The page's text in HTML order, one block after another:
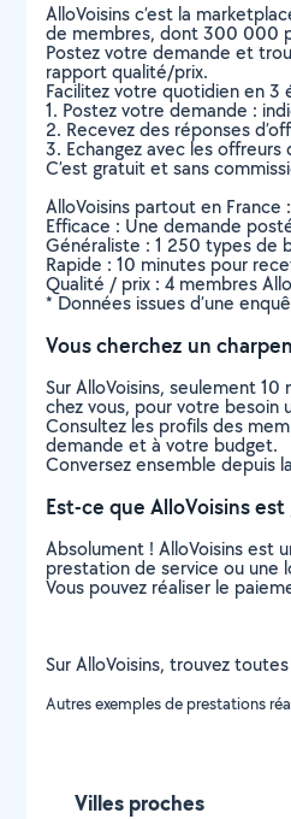
AlloVoisins c’est la
de membres, dont 300 000
Postez votre demande et
rapport qualité/prix.
Facilitez votre quotidien en 3
1. Postez votre demande :
2. Recevez des réponses
3. Echangez avec les
C’est gratuit et sans
AlloVoisins partout en
Efficace : Une demande
Généraliste : 1 250 types de
Rapide : 10 minutes pour
Qualité / prix : 4 membres
* Données issues d’une
Vous cherchez un
Sur AlloVoisins, seulement
chez vous, pour votre besoin
Consultez les profils des
demande et à votre budget.
Conversez ensemble depuis
Est-ce que AlloVoisins
Absolument ! AlloVoisins est
prestation de service ou une
Vous pouvez réaliser le
Sur AlloVoisins, trouvez
Autres exemples de prestations
Villes proches